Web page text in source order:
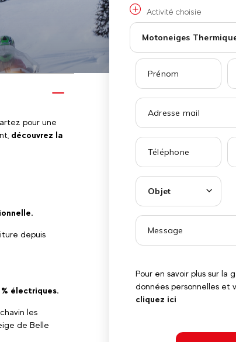
pour une
découvrez la
depuis
électriques.
les
de Belle
Activité choisie
Motoneiges
Objet
Pour en savoir plus sur la
données personnelles et
cliquez ici